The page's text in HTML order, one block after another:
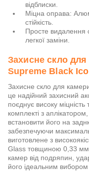
відблиски.
Міцна оправа:
стійкість.
Просте видалення
легкої заміни.
Захисне скло
Supreme Black
Захисне скло для
це надійний захисний
поєднує високу міцність
комплекті з
встановити його на
забезпечуючи
виготовлене з
Glass товщиною 0,33
камер від подряпин,
його ідеальним